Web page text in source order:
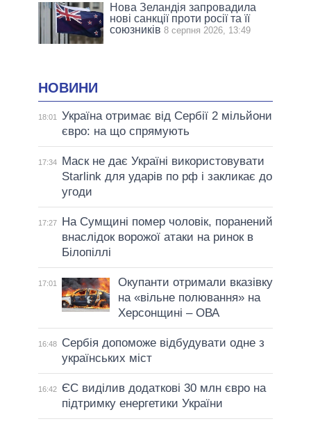
Нова Зеландія запровадила
нові санкції проти росії та її
союзників 8 серпня 2026, 13:49
НОВИНИ
18:01 Україна отримає від Сербії 2 мільйони
євро: на що спрямують
17:34
Маск не дає Україні використовувати
Starlink для ударів по рф і закликає до
угоди
17:27
На Сумщині помер чоловік, поранений
внаслідок ворожої атаки на ринок в
Білопіллі
17:01
Окупанти отримали вказівку
на «вільне полювання» на
Херсонщині – ОВА
16:48
Сербія допоможе відбудувати одне з
українських міст
16:42
ЄС виділив додаткові 30 млн євро на
підтримку енергетики України